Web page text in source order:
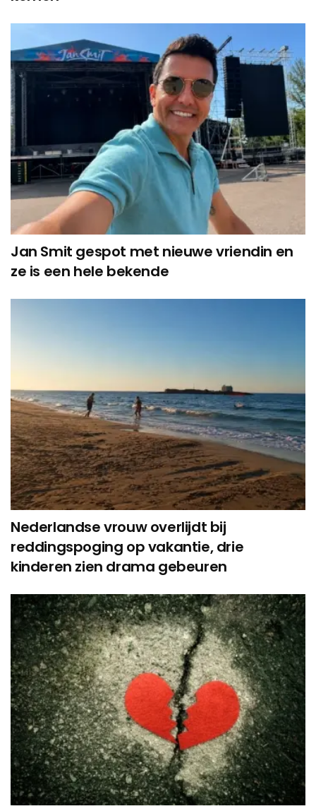
Jan Smit gespot met nieuwe vriendin en
ze is een hele bekende
Nederlandse vrouw overlijdt bij
reddingspoging op vakantie, drie
kinderen zien drama gebeuren